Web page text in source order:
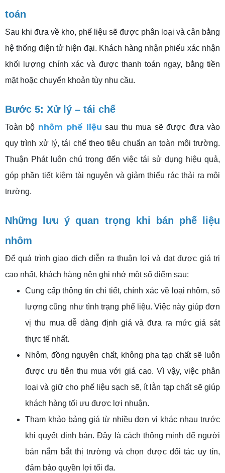
toán
Sau khi đưa về kho, phế liệu sẽ được phân loại và cân bằng
hệ thống điện tử hiện đại. Khách hàng nhận phiếu xác nhận
khối lượng chính xác và được thanh toán ngay, bằng tiền
mặt hoặc chuyển khoản tùy nhu cầu.
Bước 5: Xử lý – tái chế
Toàn bộ nhôm phế liệu sau thu mua sẽ được đưa vào
quy trình xử lý, tái chế theo tiêu chuẩn an toàn môi trường.
Thuận Phát luôn chú trọng đến việc tái sử dụng hiệu quả,
góp phần tiết kiệm tài nguyên và giảm thiểu rác thải ra môi
trường.
Những lưu ý quan trọng khi bán phế liệu
nhôm
Để quá trình giao dịch diễn ra thuận lợi và đạt được giá trị
cao nhất, khách hàng nên ghi nhớ một số điểm sau:
Cung cấp thông tin chi tiết, chính xác về loại nhôm, số
lượng cũng như tình trạng phế liệu. Việc này giúp đơn
vị thu mua dễ dàng định giá và đưa ra mức giá sát
thực tế nhất.
Nhôm, đồng nguyên chất, không pha tạp chất sẽ luôn
được ưu tiên thu mua với giá cao. Vì vậy, việc phân
loại và giữ cho phế liệu sạch sẽ, ít lẫn tạp chất sẽ giúp
khách hàng tối ưu được lợi nhuận.
Tham khảo bảng giá từ nhiều đơn vị khác nhau trước
khi quyết định bán. Đây là cách thông minh để người
bán nắm bắt thị trường và chọn được đối tác uy tín,
đảm bảo quyền lợi tối đa.